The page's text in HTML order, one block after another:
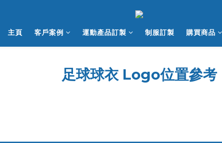
主頁 客戶案例 運動產品訂製 制服訂製 購買商品
足球球衣 Logo位置參考